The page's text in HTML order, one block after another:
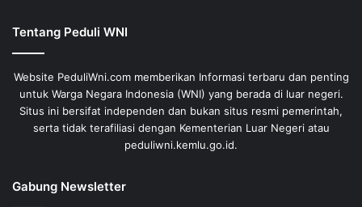
Tentang Peduli WNI
Website PeduliWni.com memberikan Informasi terbaru dan penting
untuk Warga Negara Indonesia (WNI) yang berada di luar negeri.
Situs ini bersifat independen dan bukan situs resmi pemerintah,
serta tidak terafiliasi dengan Kementerian Luar Negeri atau
peduliwni.kemlu.go.id.
Gabung Newsletter